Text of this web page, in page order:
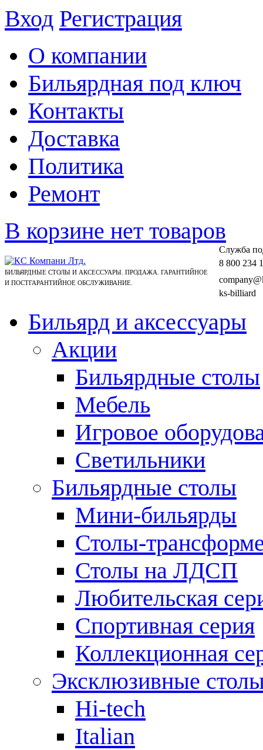
Вход Регистрация
О компании
Бильярдная под ключ
Контакты
Доставка
Политика
Ремонт
В корзине нет товаров
БИЛЬЯРДНЫЕ СТОЛЫ И АКСЕССУАРЫ. ПРОДАЖА. ГАРАНТИЙНОЕ
И ПОСТГАРАНТИЙНОЕ ОБСЛУЖИВАНИЕ.
Cлужба
8 800 234
ks-billiard
Бильярд и аксессуары
Акции
Бильярдные столы
Мебель
Игровое
Светильники
Бильярдные столы
Мини-бильярды
Столы-
Столы на ЛДСП
Любительская
Спортивная серия
Коллекционная
Эксклюзивные
Hi-tech
Italian